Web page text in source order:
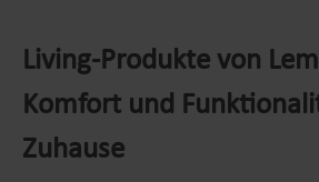
Living-Produkte von
Komfort und
Zuhause